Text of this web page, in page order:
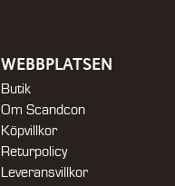
WEBBPLATSEN
Butik
Om Scandcon
Köpvillkor
Returpolicy
Leveransvillkor